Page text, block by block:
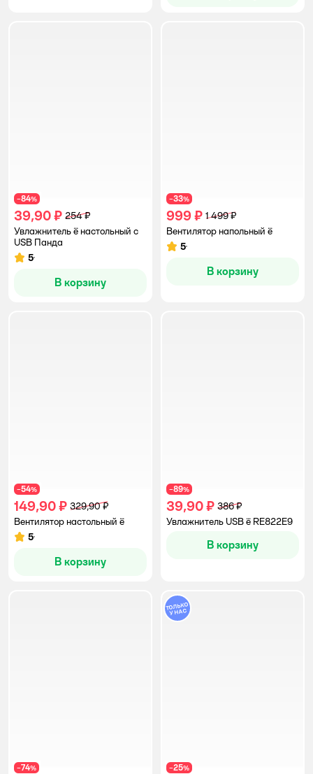
−84%
39,90 ₽ 254 ₽
Увлажнитель ё настольный с
USB Панда
Рейтинг:
5
В корзину
−33%
999 ₽ 1 499 ₽
Вентилятор напольный ё
Рейтинг:
5
В корзину
−54%
149,90 ₽ 329,90 ₽
Вентилятор настольный ё
Рейтинг:
5
В корзину
−89%
39,90 ₽ 386 ₽
Увлажнитель USB ё RE822E9
В корзину
−74% −25%